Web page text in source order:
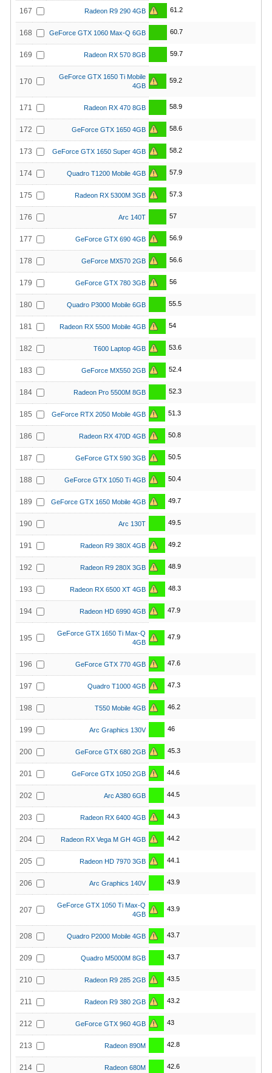
167 Radeon R9 290 4GB 61.2
168 GeForce GTX 1060 Max-Q 6GB 60.7
169 Radeon RX 570 8GB 59.7
170
GeForce GTX 1650 Ti Mobile
4GB
59.2
171 Radeon RX 470 8GB 58.9
172 GeForce GTX 1650 4GB 58.6
173 GeForce GTX 1650 Super 4GB 58.2
174 Quadro T1200 Mobile 4GB 57.9
175 Radeon RX 5300M 3GB 57.3
176 Arc 140T 57
177 GeForce GTX 690 4GB 56.9
178 GeForce MX570 2GB 56.6
179 GeForce GTX 780 3GB 56
180 Quadro P3000 Mobile 6GB 55.5
181 Radeon RX 5500 Mobile 4GB 54
182 T600 Laptop 4GB 53.6
183 GeForce MX550 2GB 52.4
184 Radeon Pro 5500M 8GB 52.3
185 GeForce RTX 2050 Mobile 4GB 51.3
186 Radeon RX 470D 4GB 50.8
187 GeForce GTX 590 3GB 50.5
188 GeForce GTX 1050 Ti 4GB 50.4
189 GeForce GTX 1650 Mobile 4GB 49.7
190 Arc 130T 49.5
191 Radeon R9 380X 4GB 49.2
192 Radeon R9 280X 3GB 48.9
193 Radeon RX 6500 XT 4GB 48.3
194 Radeon HD 6990 4GB 47.9
195
GeForce GTX 1650 Ti Max-Q
4GB
47.9
196 GeForce GTX 770 4GB 47.6
197 Quadro T1000 4GB 47.3
198 T550 Mobile 4GB 46.2
199 Arc Graphics 130V 46
200 GeForce GTX 680 2GB 45.3
201 GeForce GTX 1050 2GB 44.6
202 Arc A380 6GB 44.5
203 Radeon RX 6400 4GB 44.3
204 Radeon RX Vega M GH 4GB 44.2
205 Radeon HD 7970 3GB 44.1
206 Arc Graphics 140V 43.9
207
GeForce GTX 1050 Ti Max-Q
4GB
43.9
208 Quadro P2000 Mobile 4GB 43.7
209 Quadro M5000M 8GB 43.7
210 Radeon R9 285 2GB 43.5
211 Radeon R9 380 2GB 43.2
212 GeForce GTX 960 4GB 43
213 Radeon 890M 42.8
214 Radeon 680M 42.6